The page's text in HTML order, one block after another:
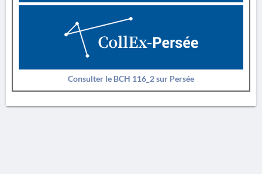
Consulter le BCH 116_2 sur Persée